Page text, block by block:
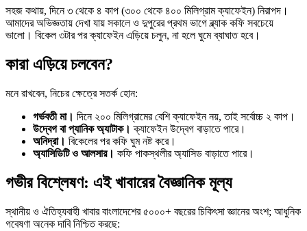
সহজ কথায়, দিনে ৩ থেকে ৪ কাপ (৩০০ থেকে ৪০০ মিলিগ্রাম ক্যাফেইন) নিরাপদ।
আমাদের অভিজ্ঞতায় দেখা যায় সকালে ও দুপুরের প্রথম ভাগে ব্ল্যাক কফি সবচেয়ে
ভালো। বিকেল ৩টার পর ক্যাফেইন এড়িয়ে চলুন, না হলে ঘুমে ব্যাঘাত হবে।
কারা এড়িয়ে চলবেন?
মনে রাখবেন, নিচের ক্ষেত্রে সতর্ক হোন:
গর্ভবতী মা। দিনে ২০০ মিলিগ্রামের বেশি ক্যাফেইন নয়, তাই সর্বোচ্চ ২ কাপ।
উদ্বেগ বা প্যানিক অ্যাটাক। ক্যাফেইন উদ্বেগ বাড়াতে পারে।
অনিদ্রা। বিকেলের পর কফি ঘুম নষ্ট করে।
অ্যাসিডিটি ও আলসার। কফি পাকস্থলীর অ্যাসিড বাড়াতে পারে।
গভীর বিশ্লেষণ: এই খাবারের বৈজ্ঞানিক মূল্য
স্থানীয় ও ঐতিহ্যবাহী খাবার বাংলাদেশের ৫০০০+ বছরের চিকিৎসা জ্ঞানের অংশ; আধুনিক
গবেষণা অনেক দাবি নিশ্চিত করছে: